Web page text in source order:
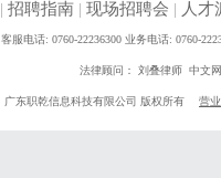
| 招聘指南| 现场招聘会 | 人才
客服电话: 0760-22236300 业务电话: 0760-
法律顾问： 刘叠律师 中文
广东职乾信息科技有限公司 版权所有 营